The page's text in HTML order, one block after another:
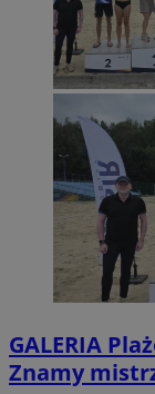
GALERIA
Znamy